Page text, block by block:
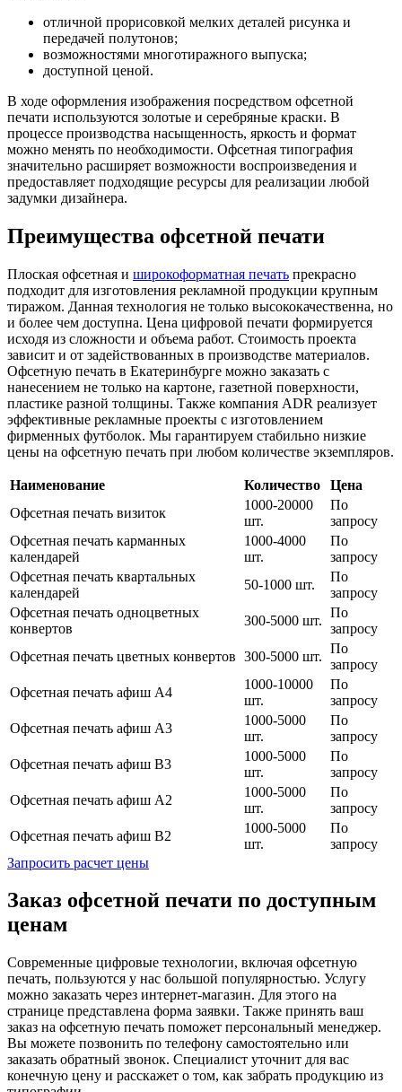
отличной прорисовкой мелких деталей рисунка и
передачей полутонов;
возможностями многотиражного выпуска;
доступной ценой.
В ходе оформления изображения посредством офсетной
печати используются золотые и серебряные краски. В
процессе производства насыщенность, яркость и формат
можно менять по необходимости. Офсетная типография
значительно расширяет возможности воспроизведения и
предоставляет подходящие ресурсы для реализации любой
задумки дизайнера.
Преимущества офсетной печати
Плоская офсетная и широкоформатная печать прекрасно
подходит для изготовления рекламной продукции крупным
тиражом. Данная технология не только высококачественна, но
и более чем доступна. Цена цифровой печати формируется
исходя из сложности и объема работ. Стоимость проекта
зависит и от задействованных в производстве материалов.
Офсетную печать в Екатеринбурге можно заказать с
нанесением не только на картоне, газетной поверхности,
пластике разной толщины. Также компания ADR реализует
эффективные рекламные проекты с изготовлением
фирменных футболок. Мы гарантируем стабильно низкие
цены на офсетную печать при любом количестве экземпляров.
Наименование Количество
Цена
Офсетная печать визиток
1000-20000
шт.
По
запросу
Офсетная печать карманных
календарей
1000-4000
шт.
По
запросу
Офсетная печать квартальных
календарей
50-1000 шт.
По
запросу
Офсетная печать одноцветных
конвертов
300-5000 шт.
По
запросу
Офсетная печать цветных конвертов 300-5000 шт.
По
запросу
Офсетная печать афиш А4
1000-10000
шт.
По
запросу
Офсетная печать афиш А3
1000-5000
шт.
По
запросу
Офсетная печать афиш В3
1000-5000
шт.
По
запросу
Офсетная печать афиш А2
1000-5000
шт.
По
запросу
Офсетная печать афиш В2
1000-5000
шт.
По
запросу
Запросить расчет цены
Заказ офсетной печати по доступным
ценам
Современные цифровые технологии, включая офсетную
печать, пользуются у нас большой популярностью. Услугу
можно заказать через интернет-магазин. Для этого на
странице представлена форма заявки. Также принять ваш
заказ на офсетную печать поможет персональный менеджер.
Вы можете позвонить по телефону самостоятельно или
заказать обратный звонок. Специалист уточнит для вас
конечную цену и расскажет о том, как забрать продукцию из